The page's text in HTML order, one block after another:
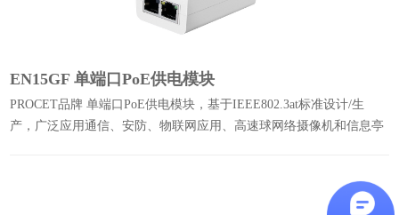
EN15GF 单端口PoE供电模块
PROCET品牌 单端口PoE供电模块，基于IEEE802.3at标准设计/生
产，广泛应用通信、安防、物联网应用、高速球网络摄像机和信息亭